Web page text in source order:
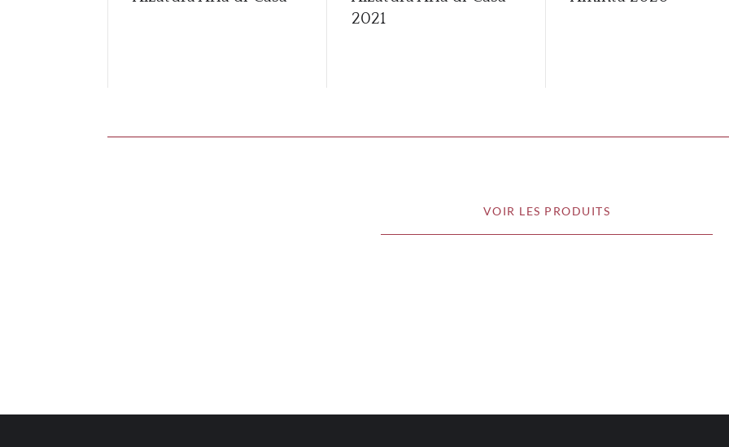
2021
VOIR LES PRODUITS